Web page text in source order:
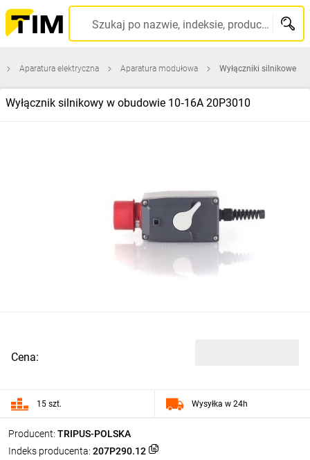
Szukaj po nazwie, indeksie, producencie, kodzie kreskowym...
Aparatura elektryczna Aparatura modułowa Wyłączniki silnikowe
Wyłącznik silnikowy w obudowie 10‑16A 20P3010
Producent: TRIPUS-POLSKA
Indeks producenta: 207P290.12
Cena:
15 szt. Wysyłka w 24h